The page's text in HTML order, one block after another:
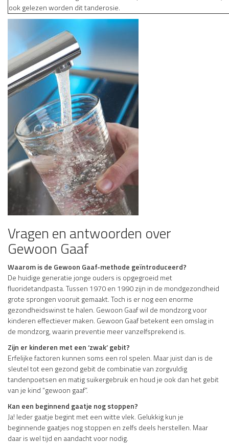
ook gelezen worden dit tanderosie.
Vragen en antwoorden over
Gewoon Gaaf
Waarom is de Gewoon Gaaf-methode geïntroduceerd?
De huidige generatie jonge ouders is opgegroeid met
fluoridetandpasta. Tussen 1970 en 1990 zijn in de mondgezondheid
grote sprongen vooruit gemaakt. Toch is er nog een enorme
gezondheidswinst te halen. Gewoon Gaaf wil de mondzorg voor
kinderen effectiever maken. Gewoon Gaaf betekent een omslag in
de mondzorg, waarin preventie meer vanzelfsprekend is.
Zijn er kinderen met een ‘zwak’ gebit?
Erfelijke factoren kunnen soms een rol spelen. Maar juist dan is de
sleutel tot een gezond gebit de combinatie van zorgvuldig
tandenpoetsen en matig suikergebruik en houd je ook dan het gebit
van je kind “gewoon gaaf”.
Kan een beginnend gaatje nog stoppen?
Ja! Ieder gaatje begint met een witte vlek. Gelukkig kun je
beginnende gaatjes nog stoppen en zelfs deels herstellen. Maar
daar is wel tijd en aandacht voor nodig.